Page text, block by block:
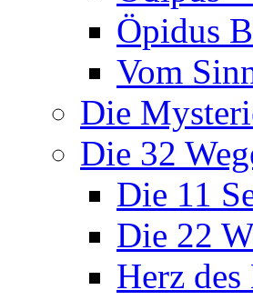
Öpidus
Vom
Die
Die 32
Die 11
Die 22
Herz des